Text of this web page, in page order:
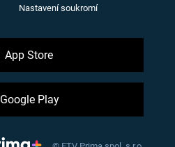
Nastavení soukromí
App Store
Google Play